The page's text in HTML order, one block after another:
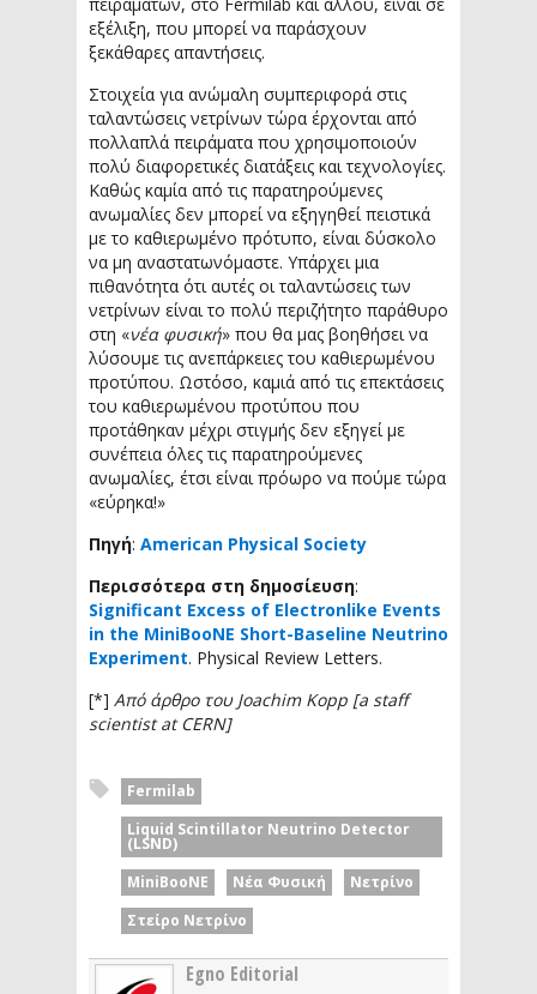
εξέλιξη, που μπορεί να παράσχουν
ξεκάθαρες απαντήσεις.
Στοιχεία για ανώμαλη συμπεριφορά στις
ταλαντώσεις νετρίνων τώρα έρχονται από
πολλαπλά πειράματα που χρησιμοποιούν
πολύ διαφορετικές διατάξεις και τεχνολογίες.
Καθώς καμία από τις παρατηρούμενες
ανωμαλίες δεν μπορεί να εξηγηθεί πειστικά
με το καθιερωμένο πρότυπο, είναι δύσκολο
να μη αναστατωνόμαστε. Υπάρχει μια
πιθανότητα ότι αυτές οι ταλαντώσεις των
νετρίνων είναι το πολύ περιζήτητο παράθυρο
στη «νέα φυσική» που θα μας βοηθήσει να
λύσουμε τις ανεπάρκειες του καθιερωμένου
προτύπου. Ωστόσο, καμιά από τις επεκτάσεις
του καθιερωμένου προτύπου που
προτάθηκαν μέχρι στιγμής δεν εξηγεί με
συνέπεια όλες τις παρατηρούμενες
ανωμαλίες, έτσι είναι πρόωρο να πούμε τώρα
«εύρηκα!»
Πηγή: American Physical Society
Περισσότερα στη δημοσίευση:
Significant Excess of Electronlike Events
in the MiniBooNE Short-Baseline Neutrino
Experiment. Physical Review Letters.
[*] Από άρθρο του Joachim Kopp [a staff
scientist at CERN]
Fermilab
Liquid Scintillator Neutrino Detector
(LSND)
MiniBooNE
Νέα Φυσική
Νετρίνο
Στείρο Νετρίνο
Egno Editorial